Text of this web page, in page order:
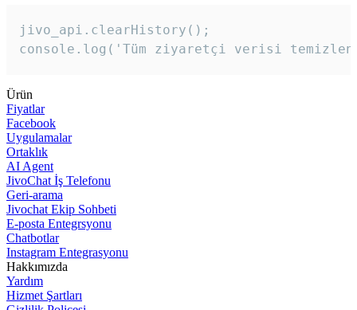
jivo_api.clearHistory();
console.log('Tüm ziyaretçi verisi
Ürün
Fiyatlar
Facebook
Uygulamalar
Ortaklık
AI Agent
JivoChat İş Telefonu
Geri-arama
Jivochat Ekip Sohbeti
E-posta Entegrsyonu
Chatbotlar
Instagram Entegrasyonu
Hakkımızda
Yardım
Hizmet Şartları